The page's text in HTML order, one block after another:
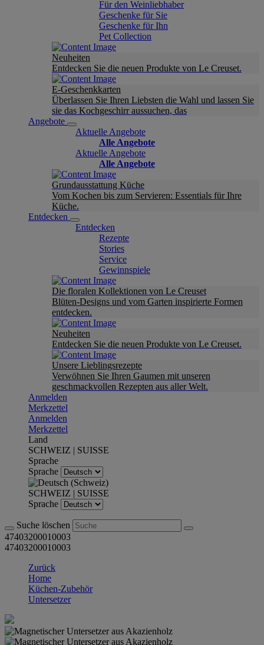
Für den Weinliebhaber
Geschenke für Sie
Geschenke für Ihn
Pet Collection
Neuheiten
Entdecken Sie die neuen Produkte von Le Creuset.
E-Geschenkkarten
Überlassen Sie Ihren Liebsten die Wahl und lassen Sie
sie das Kochgeschirr aussuchen, das
Angebote
Aktuelle Angebote
Alle Angebote
Aktuelle Angebote
Alle Angebote
Grundausstattung Küche
Vom Kochen bis zum Servieren: Essentials für Ihre
Küche.
Entdecken
Entdecken
Rezepte
Stories
Service
Gewinnspiele
Die floralen Kollektionen von Le Creuset
Blüten-Designs und vom Garten inspirierte Formen
entdecken.
Neuheiten
Entdecken Sie die neuen Produkte von Le Creuset.
Unsere Lieblingsrezepte
Verwöhnen Sie Ihren Gaumen mit unseren
geschmackvollen Rezepten aus aller Welt.
Anmelden
Merkzettel
Anmelden
Merkzettel
Land
SCHWEIZ | SUISSE
Sprache
Sprache
SCHWEIZ | SUISSE
Sprache
Suche löschen
47403200010003
47403200010003
Zurück
Home
Küchen-Zubehör
Untersetzer